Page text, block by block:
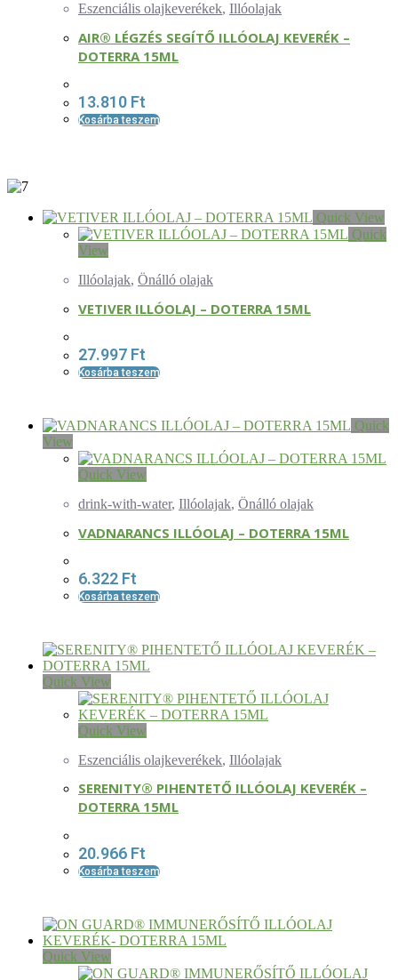
Eszenciális olajkeverékek, Illóolajak
AIR® LÉGZÉS SEGÍTŐ ILLÓOLAJ KEVERÉK –
DOTERRA 15ML
13.810 Ft
Kosárba teszem
Quick View
Quick
View
Illóolajak, Önálló olajak
VETIVER ILLÓOLAJ – DOTERRA 15ML
27.997 Ft
Kosárba teszem
Quick
View
Quick View
drink-with-water, Illóolajak, Önálló olajak
VADNARANCS ILLÓOLAJ – DOTERRA 15ML
6.322 Ft
Kosárba teszem
Quick View
Quick View
Eszenciális olajkeverékek, Illóolajak
SERENITY® PIHENTETŐ ILLÓOLAJ KEVERÉK –
DOTERRA 15ML
20.966 Ft
Kosárba teszem
Quick View